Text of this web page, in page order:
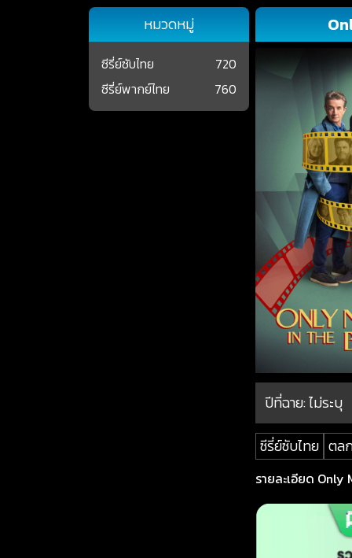
ปีที่ฉาย:ไม่ระบุ
ซีรี่ย์ซับไทย ตล
รายละเอียด
หมวดหมู่
ซีรี่ย์ซับไทย
720
ซีรี่ย์พากย์ไทย
760